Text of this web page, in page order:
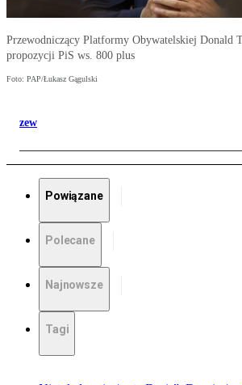
Przewodniczący Platformy Obywatelskiej Donald
propozycji PiS ws. 800 plus
Foto: PAP/Łukasz Gągulski
zew
Powiązane
Polecane
Najnowsze
Tagi